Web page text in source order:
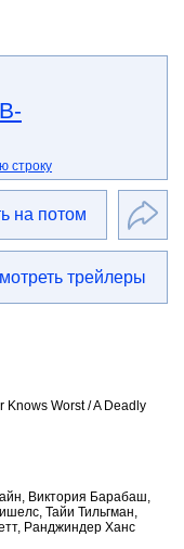
строку
на потом
трейлеры
Knows Worst / A Deadly
Виктория Барабаш,
Тайи Тильгман,
Ранджиндер Ханс